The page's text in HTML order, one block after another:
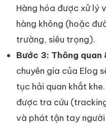
Hàng hóa được xử lý
hàng không (hoặc
trường, siêu trọng).
Bước 3: Thông
chuyên gia của Elog
tục hải quan khắt
được tra cứu
và phát tận tay người